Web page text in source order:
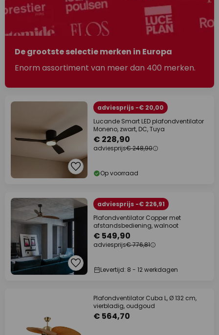
De grootste selectie merken in Europa
Enorm assortiment van meer dan 400 merken.
adviesprijs -€ 20,00
Lucande Smart LED plafondventilator
Moneno, zwart, DC, Tuya
€ 228,90
adviesprijs€ 248,90
Op voorraad
adviesprijs -€ 226,91
Plafondventilator Copper met
afstandsbediening, walnoot
€ 549,90
adviesprijs€ 776,81
Levertijd: 8 - 12 werkdagen
Plafondventilator Cuba L, Ø 132 cm,
vierbladig, oudgoud
€ 564,70